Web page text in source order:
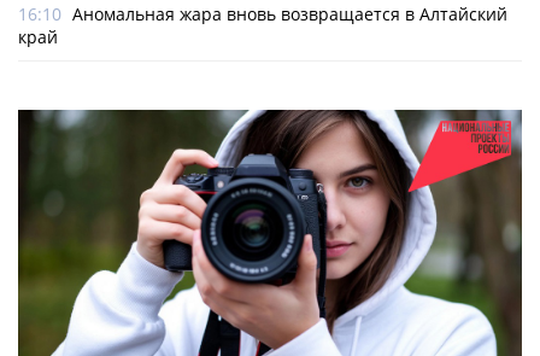
16:10 Аномальная жара вновь возвращается в Алтайский
край